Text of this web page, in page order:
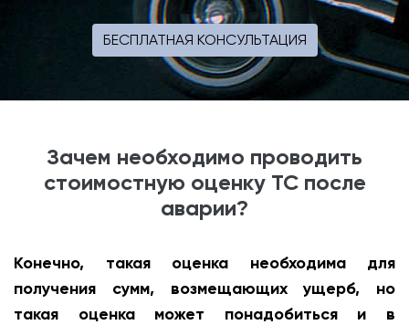
БЕСПЛАТНАЯ КОНСУЛЬТАЦИЯ
Зачем необходимо проводить
стоимостную оценку ТС после
аварии?
Конечно, такая оценка необходима для
получения сумм, возмещающих ущерб, но
такая оценка может понадобиться и в